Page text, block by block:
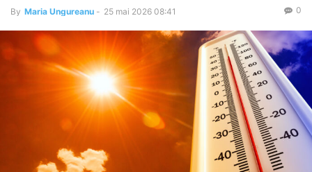
By Maria Ungureanu - 25 mai 2026 08:41 0